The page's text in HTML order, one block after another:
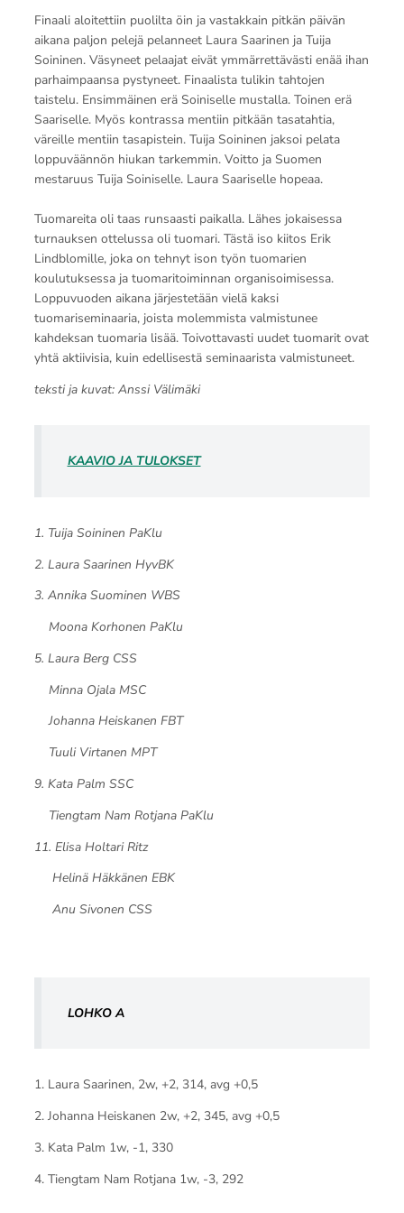
Finaali aloitettiin puolilta öin ja vastakkain pitkän päivän
aikana paljon pelejä pelanneet Laura Saarinen ja Tuija
Soininen. Väsyneet pelaajat eivät ymmärrettävästi enää ihan
parhaimpaansa pystyneet. Finaalista tulikin tahtojen
taistelu. Ensimmäinen erä Soiniselle mustalla. Toinen erä
Saariselle. Myös kontrassa mentiin pitkään tasatahtia,
väreille mentiin tasapistein. Tuija Soininen jaksoi pelata
loppuväännön hiukan tarkemmin. Voitto ja Suomen
mestaruus Tuija Soiniselle. Laura Saariselle hopeaa.
Tuomareita oli taas runsaasti paikalla. Lähes jokaisessa
turnauksen ottelussa oli tuomari. Tästä iso kiitos Erik
Lindblomille, joka on tehnyt ison työn tuomarien
koulutuksessa ja tuomaritoiminnan organisoimisessa.
Loppuvuoden aikana järjestetään vielä kaksi
tuomariseminaaria, joista molemmista valmistunee
kahdeksan tuomaria lisää. Toivottavasti uudet tuomarit ovat
yhtä aktiivisia, kuin edellisestä seminaarista valmistuneet.
teksti ja kuvat: Anssi Välimäki
KAAVIO JA TULOKSET
1. Tuija Soininen PaKlu
2. Laura Saarinen HyvBK
3. Annika Suominen WBS
Moona Korhonen PaKlu
5. Laura Berg CSS
Minna Ojala MSC
Johanna Heiskanen FBT
Tuuli Virtanen MPT
9. Kata Palm SSC
Tiengtam Nam Rotjana PaKlu
11. Elisa Holtari Ritz
Helinä Häkkänen EBK
Anu Sivonen CSS
LOHKO A
1. Laura Saarinen, 2w, +2, 314, avg +0,5
2. Johanna Heiskanen 2w, +2, 345, avg +0,5
3. Kata Palm 1w, -1, 330
4. Tiengtam Nam Rotjana 1w, -3, 292